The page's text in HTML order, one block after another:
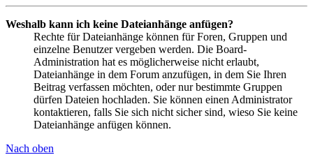
Weshalb kann ich keine Dateianhänge anfügen?
Rechte für Dateianhänge können für Foren, Gruppen und
einzelne Benutzer vergeben werden. Die Board-
Administration hat es möglicherweise nicht erlaubt,
Dateianhänge in dem Forum anzufügen, in dem Sie Ihren
Beitrag verfassen möchten, oder nur bestimmte Gruppen
dürfen Dateien hochladen. Sie können einen Administrator
kontaktieren, falls Sie sich nicht sicher sind, wieso Sie keine
Dateianhänge anfügen können.
Nach oben